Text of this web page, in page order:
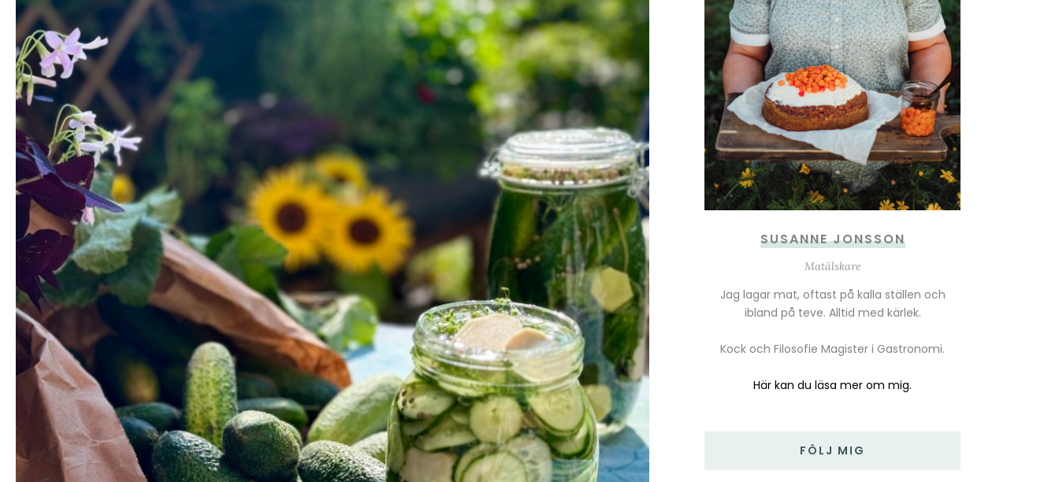
SUSANNE JONSSON
Matälskare
Jag lagar mat, oftast på kalla ställen och
ibland på teve. Alltid med kärlek.
Kock och Filosofie Magister i Gastronomi.
Här kan du läsa mer om mig.
FÖLJ MIG